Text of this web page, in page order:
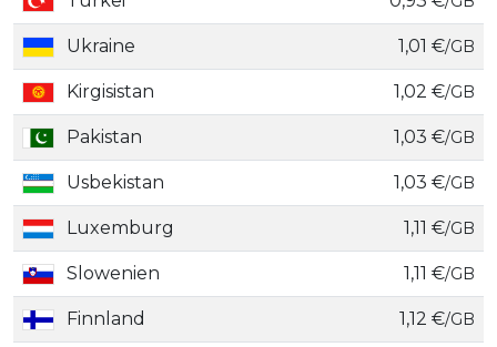
Ukraine 1,01 €/GB
Kirgisistan 1,02 €/GB
Pakistan 1,03 €/GB
Usbekistan 1,03 €/GB
Luxemburg 1,11 €/GB
Slowenien 1,11 €/GB
Finnland 1,12 €/GB